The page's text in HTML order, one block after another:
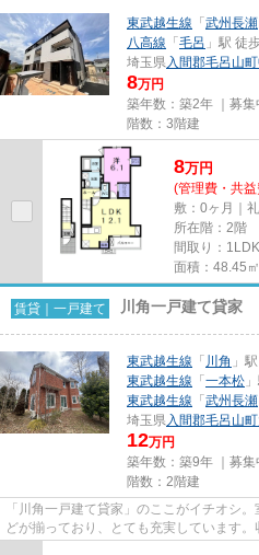
東武越生線 「 武州長瀬
八高線 「 毛呂 」駅 徒
埼玉県入間郡毛呂山町
8万円
築年数：築2年 ｜募集
階数：3階建
8万円
(管理費・共
敷：0ヶ月｜
所在階：2階
間取り：1LDK
面積：48.45㎡
賃貸｜一戸建て 川角一戸建て貸家
東武越生線 「 川角 」駅
東武越生線 「 一本松
東武越生線 「 武州長瀬
埼玉県入間郡毛呂山町
12万円
築年数：築9年 ｜募集
階数：2階建
「川角一戸建て貸家」のここがイチオシ
どが揃っており、とても充実しています